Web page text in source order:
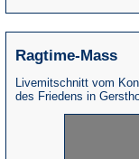
Ragtime-Mass
Livemitschnitt vom
des Friedens in